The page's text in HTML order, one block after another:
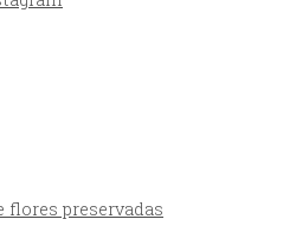
flores preservadas